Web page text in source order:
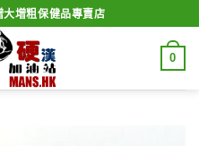
增粗保健品專賣店
0